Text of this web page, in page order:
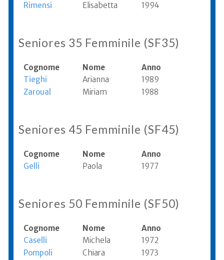
Rimensi
Elisabetta 1994
Seniores 35 Femminile (SF35)
Cognome Nome
Anno
Tieghi
Arianna
1989
Zaroual
Miriam 1988
Seniores 45 Femminile (SF45)
Cognome Nome
Anno
Gelli
Paola 1977
Seniores 50 Femminile (SF50)
Cognome Nome
Anno
Caselli
Michela
1972
Pompoli
Chiara
1973